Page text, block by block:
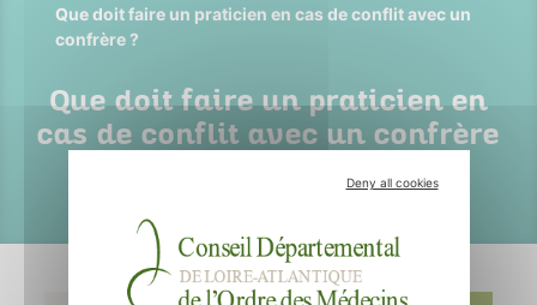
Que doit faire un praticien en cas de conflit avec un
confrère ?
Que doit faire un praticien en
cas de conflit avec un confrère
Deny all cookies